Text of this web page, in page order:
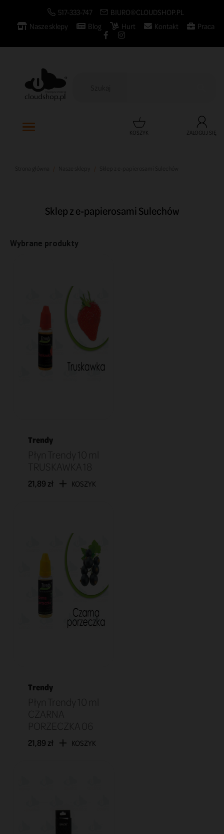
517-333-747
BIURO@CLOUDSHOP.PL
Nasze sklepy
Blog Hurt Kontakt Praca
KOSZYK ZALOGUJ SIĘ
Sklep z e-papierosami Sulechów
Wybrane produkty
Trendy
Płyn Trendy 10 ml
TRUSKAWKA 18
21,89 zł KOSZYK
Trendy
Płyn Trendy 10 ml
CZARNA
PORZECZKA 06
21,89 zł KOSZYK